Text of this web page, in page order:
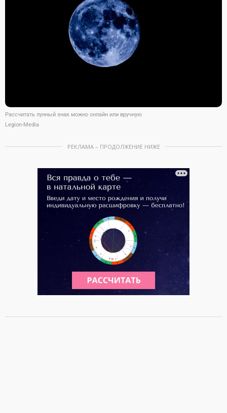
Рассчитать лунный знак можно онлайн или вручную
Legion-Media
РЕКЛАМА – ПРОДОЛЖЕНИЕ НИЖЕ